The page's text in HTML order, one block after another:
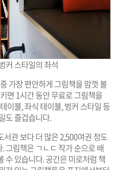
커 스타일의 좌석
가장 편안하게 그림책을 맘껏 볼
면 1시간 동안 무료로 그림책을
이블, 좌식 테이블, 벙커 스타일 등
도 즐겁습니다.
관 보다 더 많은 2,500여권 정도
그림책은 ㄱㄴㄷ 작가 순으로 배
수 있습니다. 공간은 미로처럼 책